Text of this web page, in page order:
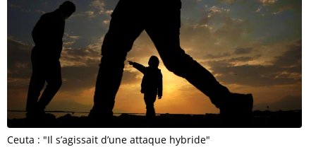
Ceuta : "Il s’agissait d’une attaque hybride"